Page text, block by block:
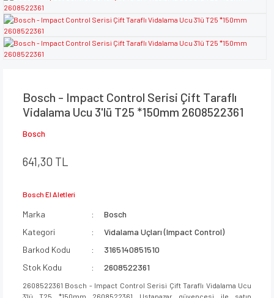
Bosch - Impact Control Serisi Çift Taraflı
Vidalama Ucu 3'lü T25 *150mm 2608522361
Bosch
641,30 TL
Bosch El Aletleri
Marka
Bosch
Kategori
Vidalama Uçları (Impact Control)
Barkod Kodu
3165140851510
Stok Kodu
2608522361
2608522361 Bosch - Impact Control Serisi Çift Taraflı Vidalama Ucu
3'lü T25 *150mm 2608522361 Ustapazar güvencesi ile satın